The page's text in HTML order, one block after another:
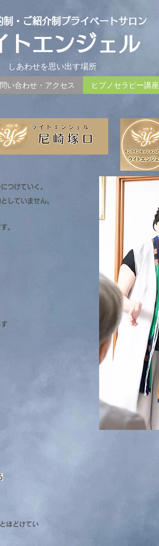
制・ご紹介制プライベートサロン
トエンジェル
​しあわせを思い出す場所
い合わせ・アクセス ヒプノセラピー講座
つけていく。
していません。​
。
す
ほどけてい